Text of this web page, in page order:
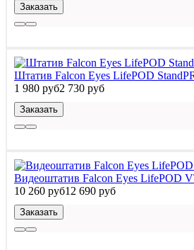
Заказать
Штатив Falcon Eyes LifePOD
1 980 руб2 730 руб
Заказать
Видеоштатив Falcon Eyes LifePOD
10 260 руб12 690 руб
Заказать